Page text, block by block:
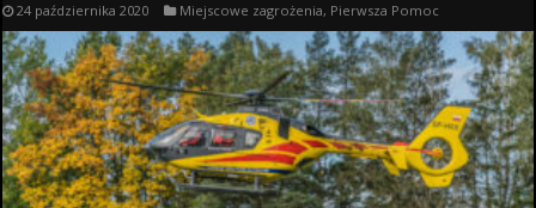
24 października 2020 Miejscowe zagrożenia, Pierwsza Pomoc